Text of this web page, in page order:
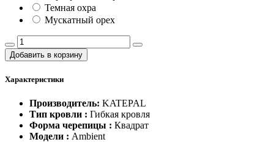
Темная охра
Мускатный орех
Добавить в корзину
Характеристики
Производитель: KATEPAL
Тип кровли : Гибкая кровля
Форма черепицы : Квадрат
Модели : Ambient